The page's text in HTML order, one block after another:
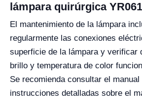
lámpara quirúrgica
El mantenimiento de la lámpara
regularmente las conexiones
superficie de la lámpara y verificar
brillo y temperatura de color
Se recomienda consultar el manual
instrucciones detalladas sobre el